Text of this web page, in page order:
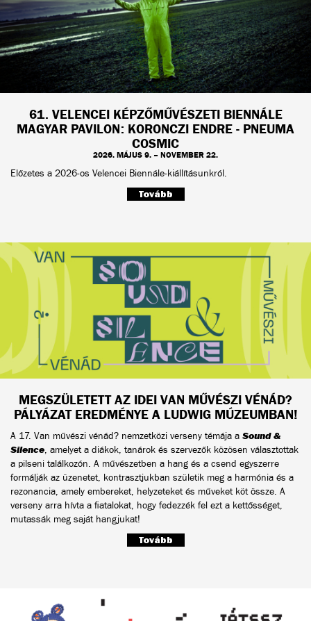
61. VELENCEI KÉPZŐMŰVÉSZETI BIENNÁLE
MAGYAR PAVILON: KORONCZI ENDRE - PNEUMA
COSMIC
2026. MÁJUS 9. – NOVEMBER 22.
Előzetes a 2026-os Velencei Biennále-kiállításunkról.
Tovább
MEGSZÜLETETT AZ IDEI VAN MŰVÉSZI VÉNÁD?
PÁLYÁZAT EREDMÉNYE A LUDWIG MÚZEUMBAN!
A 17. Van művészi vénád? nemzetközi verseny témája a Sound &
Silence, amelyet a diákok, tanárok és szervezők közösen választottak
a pilseni találkozón. A művészetben a hang és a csend egyszerre
formálják az üzenetet, kontrasztjukban születik meg a harmónia és a
rezonancia, amely embereket, helyzeteket és műveket köt össze. A
verseny arra hívta a fiatalokat, hogy fedezzék fel ezt a kettősséget,
mutassák meg saját hangjukat!
Tovább